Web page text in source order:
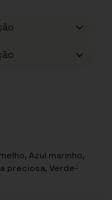
, Azul marinho,
preciosa, Verde-